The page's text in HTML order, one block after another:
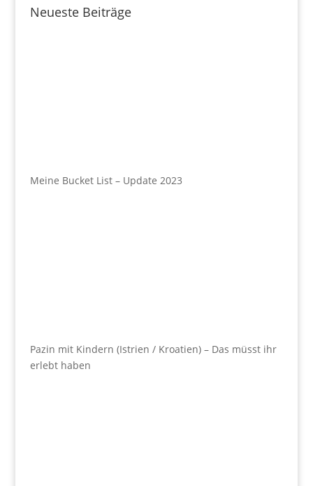
Neueste Beiträge
Meine Bucket List – Update 2023
Pazin mit Kindern (Istrien / Kroatien) – Das müsst ihr
erlebt haben